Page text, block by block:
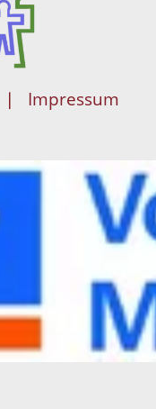
Impressum